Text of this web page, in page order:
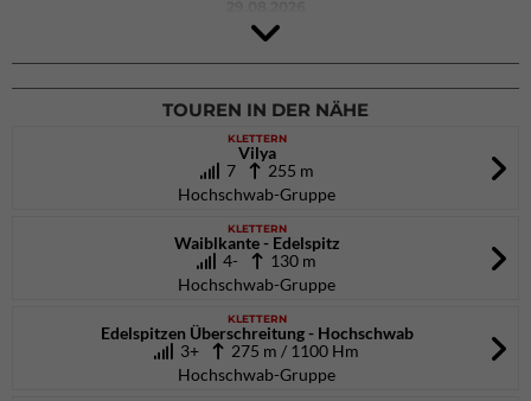
4Blocs KIDS 2026
DAV Kletter- & Boulderzentrum München Süd (Thalkirchen)
26.09.2026
TOUREN IN DER NÄHE
KLETTERN
Vilya
7 255 m
Hochschwab-Gruppe
KLETTERN
Waiblkante - Edelspitz
4-
130 m
Hochschwab-Gruppe
KLETTERN
Edelspitzen Überschreitung - Hochschwab
3+
275 m / 1100 Hm
Hochschwab-Gruppe